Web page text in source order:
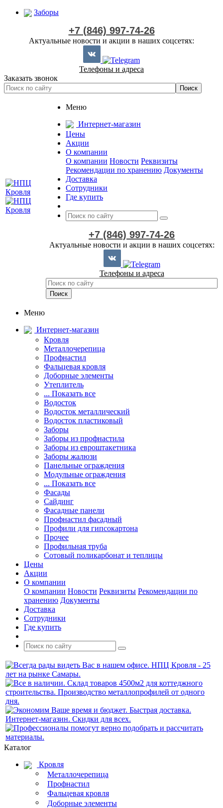
Заборы
+7 (846) 997-74-26
Актуальные новости и акции в наших соцсетях:
Телефоны и адреса
Заказать звонок
Меню
Интернет-магазин
Цены
Акции
О компании
О компании Новости Реквизиты
Рекомендации по хранению Документы
Доставка
Сотрудники
Где купить
+7 (846) 997-74-26
Актуальные новости и акции в наших соцсетях:
Телефоны и адреса
Меню
Интернет-магазин
Кровля
Металлочерепица
Профнастил
Фальцевая кровля
Доборные элементы
Утеплитель
... Показать все
Водосток
Водосток металлический
Водосток пластиковый
Заборы
Заборы из профнастила
Заборы из евроштакетника
Заборы жалюзи
Панельные ограждения
Модульные ограждения
... Показать все
Фасады
Сайдинг
Фасадные панели
Профнастил фасадный
Профили для гипсокартона
Прочее
Профильная труба
Сотовый поликарбонат и теплицы
Цены
Акции
О компании
О компании Новости Реквизиты Рекомендации по
хранению Документы
Доставка
Сотрудники
Где купить
Каталог
Кровля
Металлочерепица
Профнастил
Фальцевая кровля
Доборные элементы